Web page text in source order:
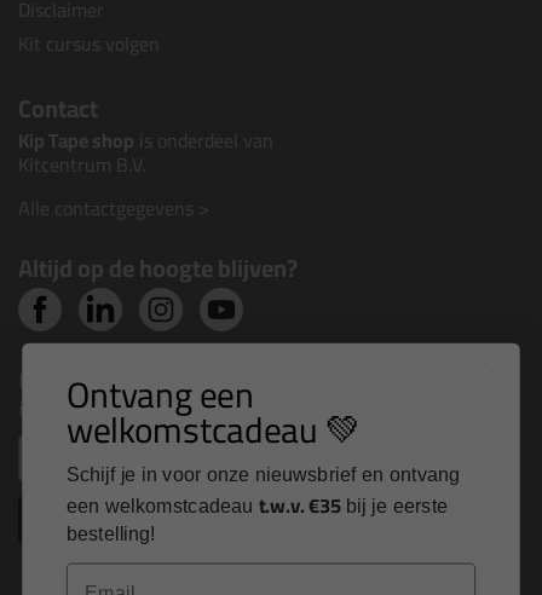
Disclaimer
Kit cursus volgen
Contact
Kip Tape shop is onderdeel van
Kitcentrum B.V.
Alle contactgegevens >
Altijd op de hoogte blijven?
Nieuws, tips en exclusieve deals rechtstreeks in je
inbox
Inschrijven
Ontvang een
welkomstcadeau 💚
Schijf je in voor onze nieuwsbrief en ontvang
een welkomstcadeau t.w.v. €35 bij je eerste
bestelling!
Email